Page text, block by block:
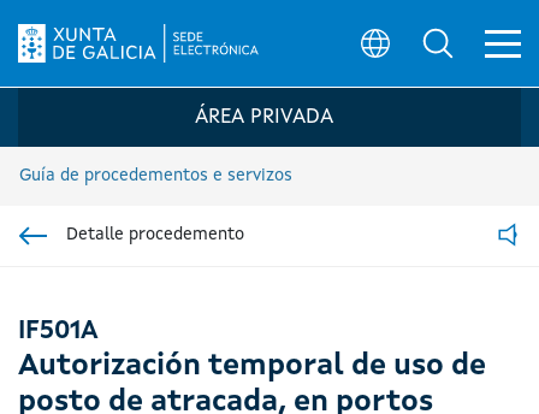
Logo da Sede electrónica da Xunta de
ÁREA PRIVADA
Guía de procedementos e servizos
Detalle procedemento
IF501A
Autorización temporal de uso de
posto de atracada, en portos